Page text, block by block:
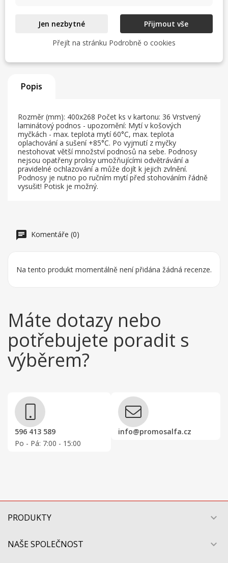
MÁM DOTAZ
Popis
Rozměr (mm): 400x268 Počet ks v kartonu: 36 Vrstvený
laminátový podnos - upozornění: Mytí v košových
myčkách - max. teplota mytí 60°C, max. teplota
oplachování a sušení +85°C. Po vyjmutí z myčky
nestohovat větší množství podnosů na sebe. Podnosy
nejsou opatřeny prolisy umožňujícími odvětrávání a
pravidelné ochlazování a může dojít k jejich zvlnění.
Podnosy je nutno po ručním mytí před stohováním řádně
vysušit! Potisk je možný.
Komentáře (0)
Na tento produkt momentálně není přidána žádná recenze.
Máte dotazy nebo
potřebujete poradit s
výběrem?
596 413 589
Po - Pá: 7:00 - 15:00
info@promosalfa.cz
PRODUKTY 
NAŠE SPOLEČNOST 
Jen nezbytné
Přijmout vše
Přejít na stránku Podrobně o cookies